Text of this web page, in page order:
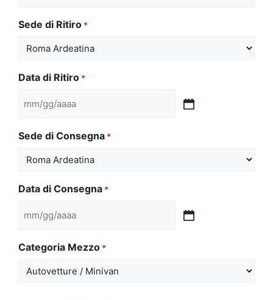
Sede di Ritiro *
Data di Ritiro *
MM
GG
slash
Sede di Consegna *
Data di Consegna *
MM
GG
slash
Categoria Mezzo *